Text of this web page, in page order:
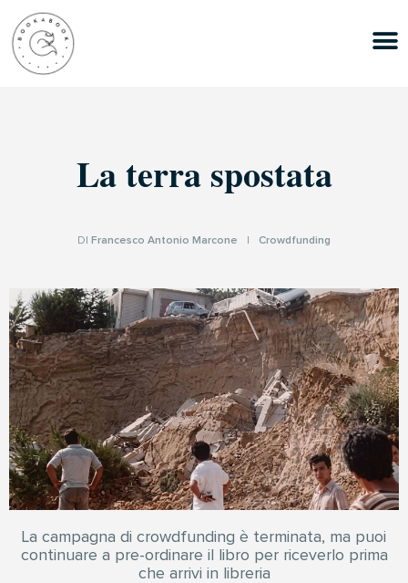
La terra spostata
DI Francesco Antonio Marcone Crowdfunding
La campagna di crowdfunding è terminata, ma puoi
continuare a pre-ordinare il libro per riceverlo prima
che arrivi in libreria